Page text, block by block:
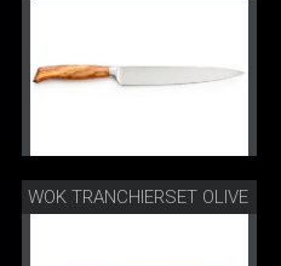
WOK TRANCHIERSET OLIVE